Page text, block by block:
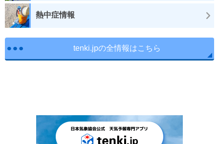
熱中症情報
tenki.jpの全情報はこちら